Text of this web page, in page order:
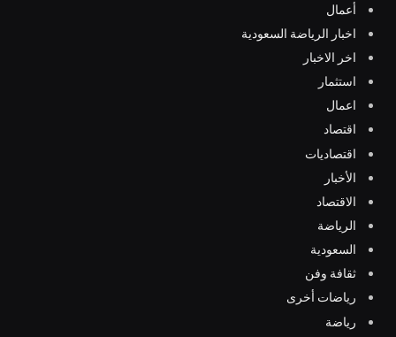
أعمال
اخبار الرياضة السعودية
اخر الاخبار
استثمار
اعمال
اقتصاد
اقتصاديات
الأخبار
الاقتصاد
الرياضة
السعودية
ثقافة وفن
رياضات أخرى
رياضة